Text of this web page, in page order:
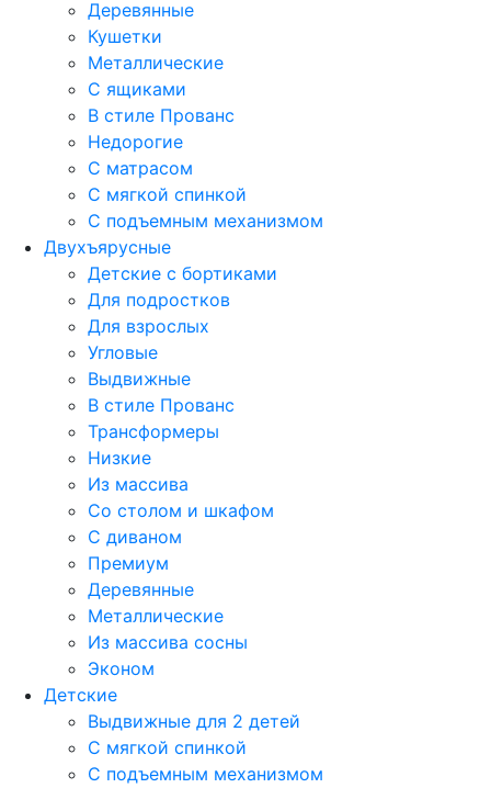
Деревянные
Кушетки
Металлические
С ящиками
В стиле Прованс
Недорогие
С матрасом
С мягкой спинкой
С подъемным механизмом
Двухъярусные
Детские с бортиками
Для подростков
Для взрослых
Угловые
Выдвижные
В стиле Прованс
Трансформеры
Низкие
Из массива
Со столом и шкафом
С диваном
Премиум
Деревянные
Металлические
Из массива сосны
Эконом
Детские
Выдвижные для 2 детей
С мягкой спинкой
С подъемным механизмом